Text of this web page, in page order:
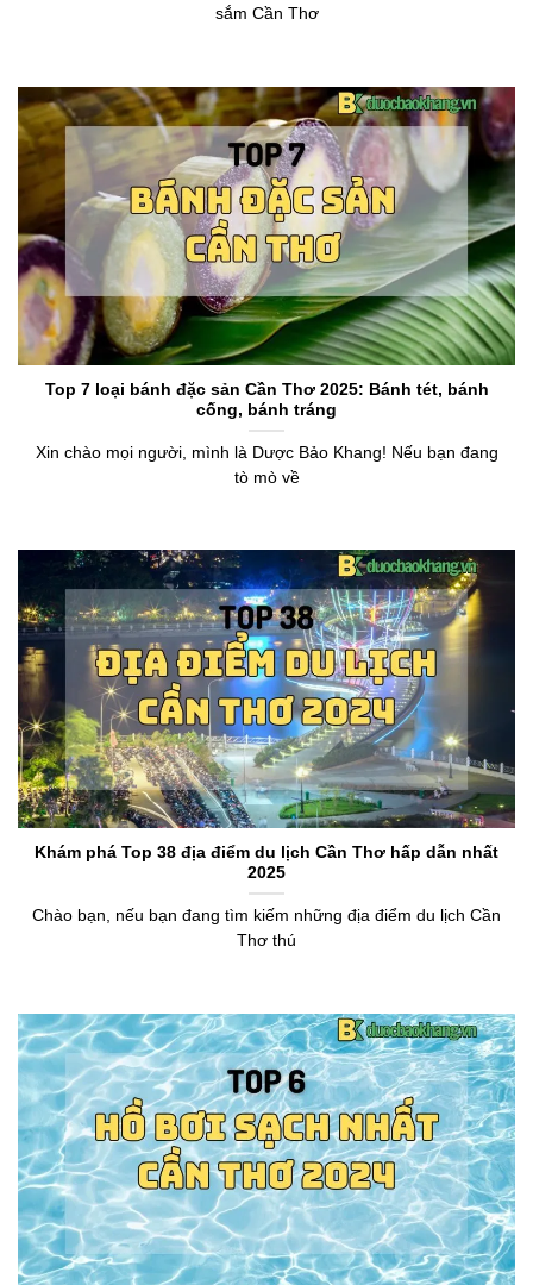
sắm Cần Thơ
Top 7 loại bánh đặc sản Cần Thơ 2025: Bánh tét, bánh
cống, bánh tráng
Xin chào mọi người, mình là Dược Bảo Khang! Nếu bạn đang
tò mò về
Khám phá Top 38 địa điểm du lịch Cần Thơ hấp dẫn nhất
2025
Chào bạn, nếu bạn đang tìm kiếm những địa điểm du lịch Cần
Thơ thú